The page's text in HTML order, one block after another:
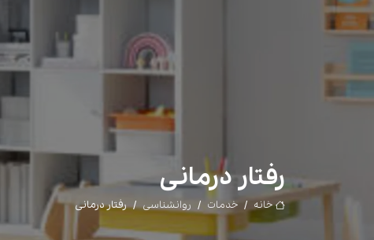
رفتار درمانی
خانه خدمات روانشناسی رفتار درمانی